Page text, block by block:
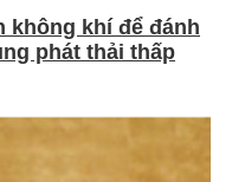
không khí để đánh
phát thải thấp